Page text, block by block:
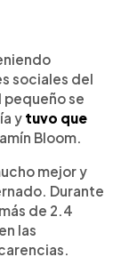
sociales del
pequeño se
y tuvo que
Bloom.
mejor y
Durante
de 2.4
las